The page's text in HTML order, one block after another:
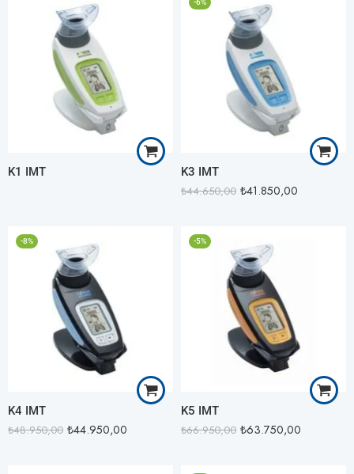
K1 IMT
-6%
K3 IMT
₺44.650,00 ₺41.850,00
-8%
K4 IMT
₺48.950,00 ₺44.950,00
-5%
K5 IMT
₺66.950,00 ₺63.750,00